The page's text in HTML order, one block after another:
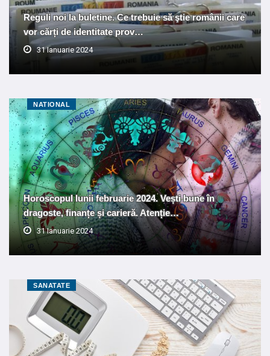
Reguli noi la buletine. Ce trebuie să ştie românii care
vor cărți de identitate prov…
31 Ianuarie 2024
NATIONAL
Horoscopul lunii februarie 2024. Vești bune în
dragoste, finanțe și carieră. Atenție…
31 Ianuarie 2024
SANATATE